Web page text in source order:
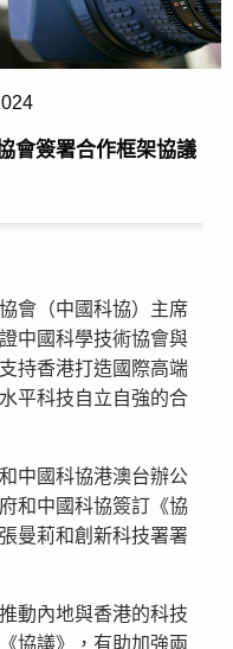
會簽署合作框架協議
會（中國科協）主席
中國科學技術協會與
持香港打造國際高端
平科技自立自強的合
中國科協港澳台辦公
和中國科協簽訂《協
曼莉和創新科技署署
動內地與香港的科技
協議》，有助加強兩